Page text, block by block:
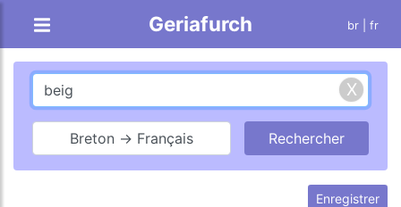
Geriafurch br | fr
Breton → Français
Enregistrer